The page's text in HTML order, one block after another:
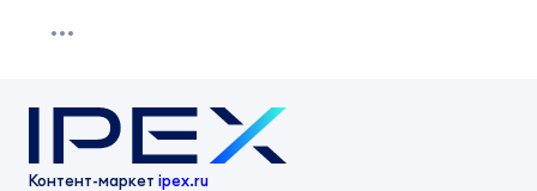
Контент-маркет ipex.ru